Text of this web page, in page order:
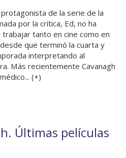
de la serie de la
por la crítica, Ed, no ha
tanto en cine como en
que terminó la cuarta y
interpretando al
Más recientemente Cavanagh
(+)
Últimas películas